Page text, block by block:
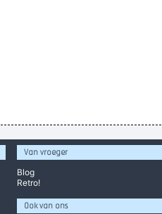
Van vroeger
Blog
Retro!
Ook van ons